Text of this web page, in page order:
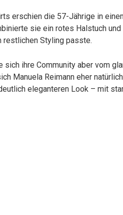
erschien die 57-Jährige in
sie ein rotes Halstuch
restlichen Styling passte.
ihre Community aber vom
Manuela Reimann eher
eleganteren Look – mit